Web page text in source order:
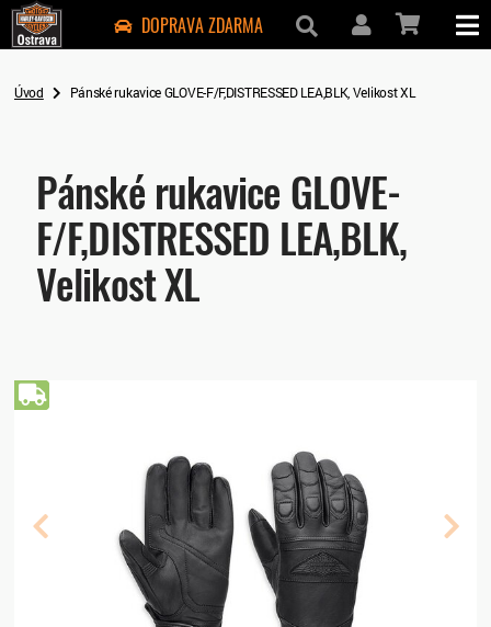
DOPRAVA ZDARMA
Úvod Pánské rukavice GLOVE-F/F,DISTRESSED LEA,BLK, Velikost XL
Pánské rukavice GLOVE-
F/F,DISTRESSED LEA,BLK,
Velikost XL
Doprava zdarma